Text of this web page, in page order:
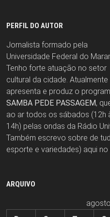
PERFIL DO AUTOR
Jornalista formado pela
Universidade Federal do
Tenho forte atuação no setor
cultural da cidade. Atualmente
apresenta e produz o
SAMBA PEDE PASSAGEM,
ao ar todos os sábados (12h
14h) pelas ondas da Rádio
Também escrevo sobre de
esporte e variedades) aqui no
ARQUIVO